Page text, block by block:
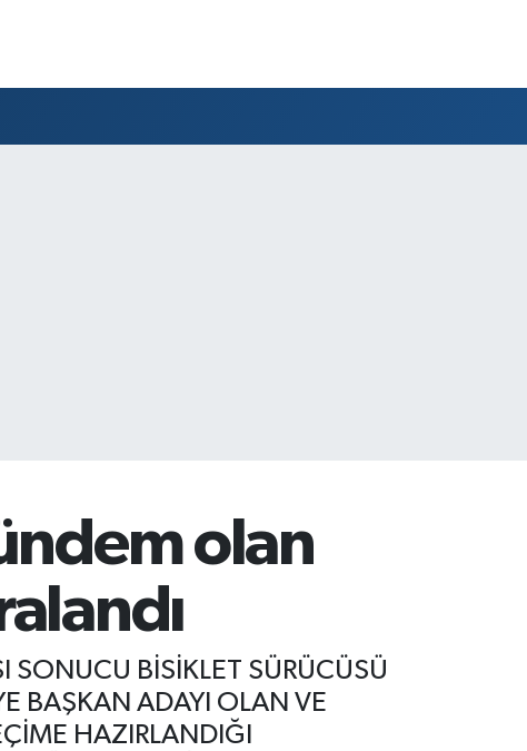
olan
SONUCU BİSİKLET SÜRÜCÜSÜ
BAŞKAN ADAYI OLAN VE
HAZIRLANDIĞI